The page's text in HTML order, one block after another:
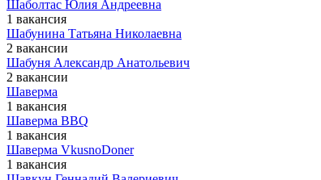
Шаболтас Юлия Андреевна
1 вакансия
Шабунина Татьяна Николаевна
2 вакансии
Шабуня Александр Анатольевич
2 вакансии
Шаверма
1 вакансия
Шаверма BBQ
1 вакансия
Шаверма VkusnoDoner
1 вакансия